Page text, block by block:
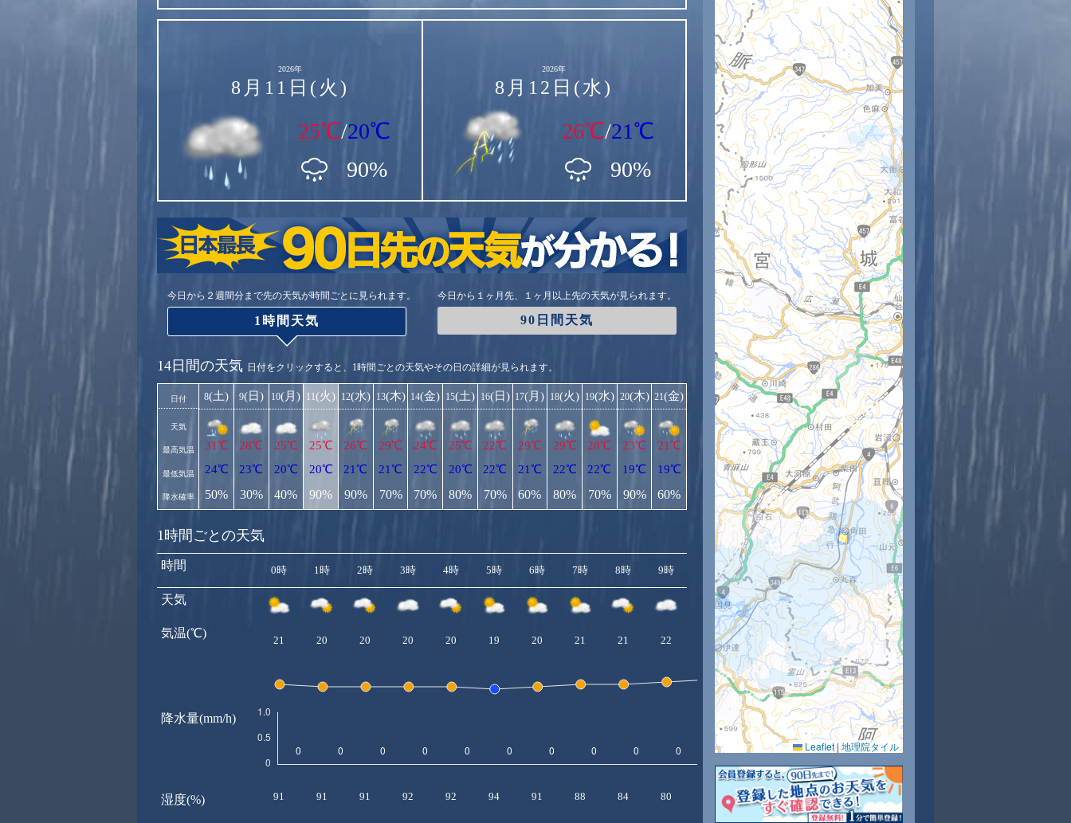
2026年
8月11日(火)
25℃/20℃
90%
2026年
8月12日(水)
26℃/21℃
90%
今日から２週間分まで先の天気が時間ごとに見られます。
1時間天気
今日から１ヶ月先、１ヶ月以上先の天気が見られます。
90日間天気
14日間の天気 日付をクリックすると、1時間ごとの天気やその日の詳細が見られます。
日付
天気
最高気温
最低気温
降水確率
8(土)
31℃
24℃
50%
9(日)
28℃
23℃
30%
10(月)
25℃
20℃
40%
11(火)
25℃
20℃
90%
12(水)
26℃
21℃
90%
13(木)
29℃
21℃
70%
14(金)
24℃
22℃
70%
15(土)
25℃
20℃
80%
16(日)
22℃
22℃
70%
17(月)
29℃
21℃
60%
18(火)
29℃
22℃
80%
19(水)
28℃
22℃
70%
20(木)
23℃
19℃
90%
21(金)
21℃
19℃
60%
1時間ごとの天気
時間
天気
気温(℃)
降水量(mm/h)
湿度(%)
0時 1時 2時 3時 4時 5時 6時 7時 8時 9時 10時 11時 12時 13時 14時
21 20 20 20 20 19 20 21 21 22 23 23 24 25
91 91 91 92 92 94 91 88 84 80 80 80 78 77
Leaflet | 地理院タイル